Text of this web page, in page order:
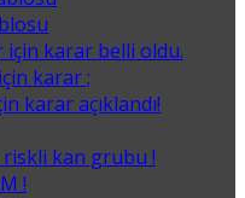
için karar belli oldu.
karar ;
karar açıklandı!
kan grubu !
!